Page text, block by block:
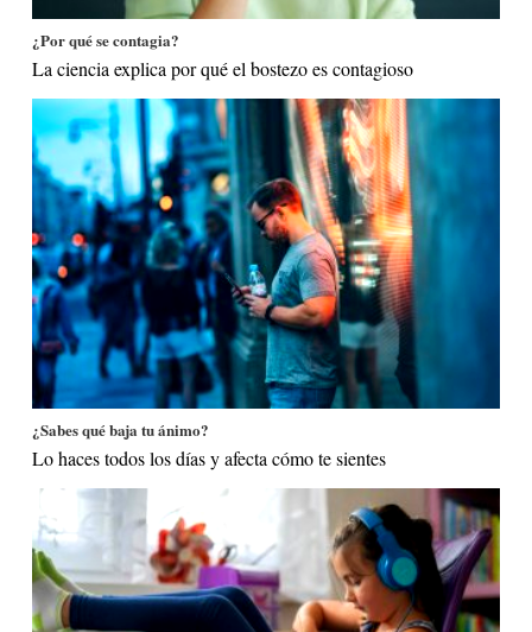
¿Por qué se contagia?
La ciencia explica por qué el bostezo es contagioso
¿Sabes qué baja tu ánimo?
Lo haces todos los días y afecta cómo te sientes